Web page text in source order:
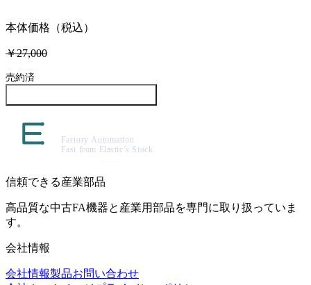
本体価格（税込）
￥27,000
売約済
信頼できる産業部品
高品質な中古FA機器と産業用部品を専門に取り扱っていま
す。
会社情報
会社情報製品お問い合わせ